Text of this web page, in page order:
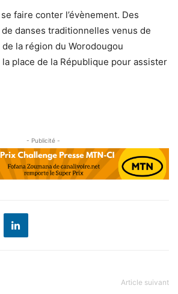
faire conter l’évènement. Des
danses traditionnelles venus de
la région du Worodougou
place de la République pour assister
- Publicité -
Article suivant